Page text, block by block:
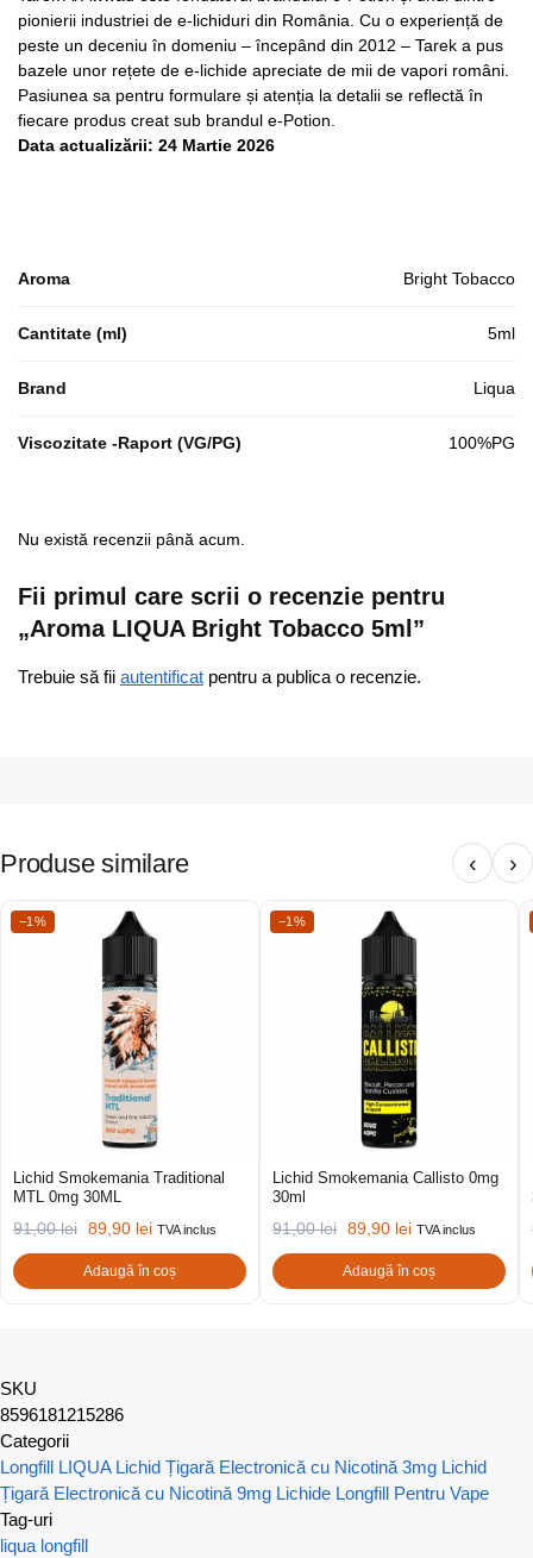
pionierii industriei de e-lichiduri din România. Cu o experiență de
peste un deceniu în domeniu – începând din 2012 – Tarek a pus
bazele unor rețete de e-lichide apreciate de mii de vapori români.
Pasiunea sa pentru formulare și atenția la detalii se reflectă în
fiecare produs creat sub brandul e-Potion.
Data actualizării: 24 Martie 2026
Aroma Bright Tobacco
Cantitate (ml) 5ml
Brand Liqua
Viscozitate -Raport (VG/PG) 100%PG
Nu există recenzii până acum.
Fii primul care scrii o recenzie pentru
„Aroma LIQUA Bright Tobacco 5ml”
Trebuie să fii autentificat pentru a publica o recenzie.
Produse similare ‹ ›
−1%
Lichid Smokemania Traditional
MTL 0mg 30ML
91,00lei 89,90 lei TVA inclus
Adaugă în coș
−1%
Lichid Smokemania Callisto 0mg
30ml
91,00lei 89,90 lei TVA inclus
Adaugă în coș
SKU
8596181215286
Categorii
Longfill LIQUA Lichid Țigară Electronică cu Nicotină 3mg Lichid
Țigară Electronică cu Nicotină 9mg Lichide Longfill Pentru Vape
Tag-uri
liqua longfill